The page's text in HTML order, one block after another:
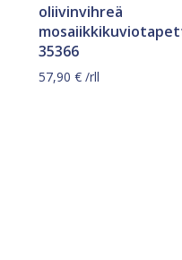
oliivinvihreä
35366
57,90 €/rll